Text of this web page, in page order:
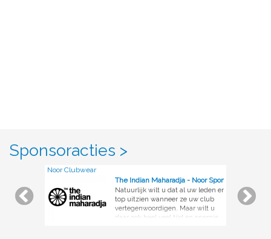
Sponsoracties >
Noor Clubwear
The Indian Maharadja - Noor Sportswear
Natuurlijk wilt u dat al uw leden er
top uitzien wanneer ze uw club
vertegenwoordigen. Maar wilt u
daar ook heel veel tijd en energie